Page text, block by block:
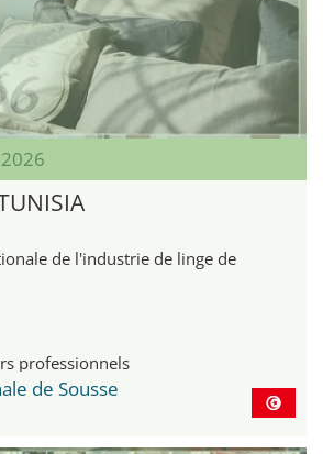
de l'industrie de linge de
professionnels
de Sousse